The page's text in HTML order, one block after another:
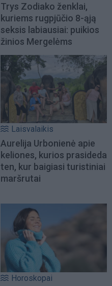
Trys Zodiako ženklai,
kuriems rugpjūčio 8-ąją
seksis labiausiai: puikios
žinios Mergelėms
Laisvalaikis
Aurelija Urbonienė apie
keliones, kurios prasideda
ten, kur baigiasi turistiniai
maršrutai
Horoskopai